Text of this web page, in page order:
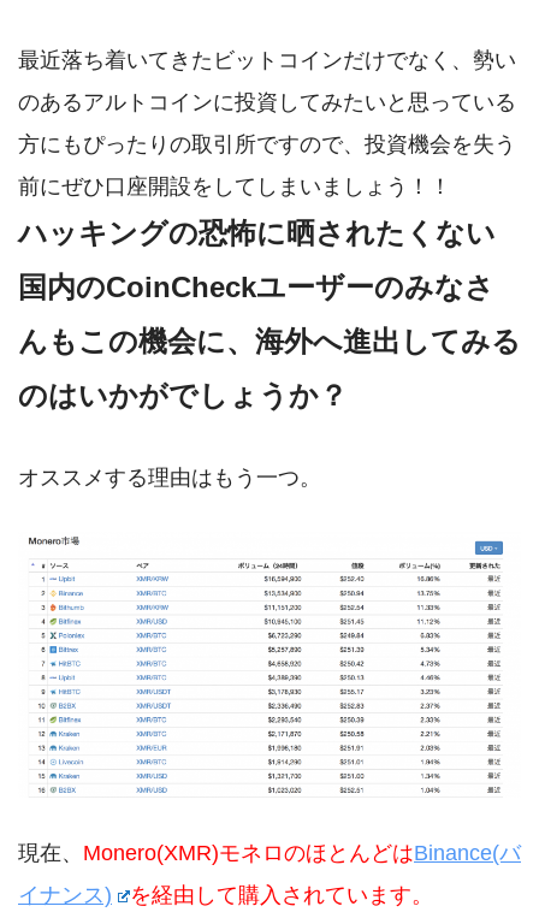
最近落ち着いてきたビットコインだけでなく、勢い
のあるアルトコインに投資してみたいと思っている
方にもぴったりの取引所ですので、投資機会を失う
前にぜひ口座開設をしてしまいましょう！！
ハッキングの恐怖に晒されたくない
国内のCoinCheckユーザーのみなさ
んもこの機会に、海外へ進出してみる
のはいかがでしょうか？
オススメする理由はもう一つ。
現在、 Monero(XMR)モネロのほとんどはBinance(バ
イナンス)
を経由して購入されています。